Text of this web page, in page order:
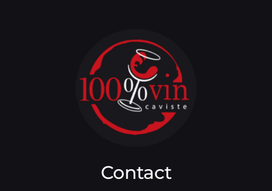
Contact